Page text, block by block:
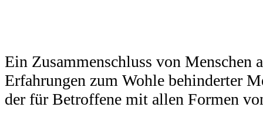
Ein Zusammenschluss von Menschen
Erfahrungen zum Wohle behinderter
der für Betroffene mit allen Formen